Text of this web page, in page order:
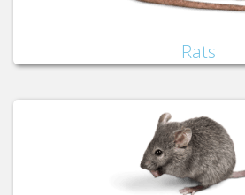
Rats